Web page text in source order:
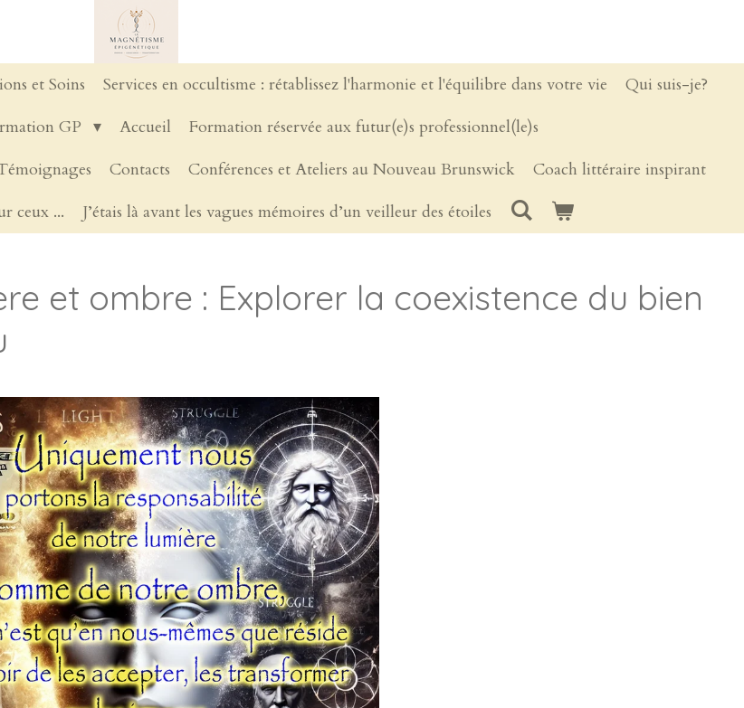
et Soins Services en occultisme : rétablissez l'harmonie et l'équilibre dans votre vie
Qui suis-je?
GP Accueil
Formation réservée aux futur(e)s professionnel(le)s
Contacts Conférences et Ateliers au Nouveau Brunswick
Coach littéraire inspirant
ceux ... J’étais là avant les vagues mémoires d’un veilleur des étoiles
et ombre : Explorer la coexistence du bien